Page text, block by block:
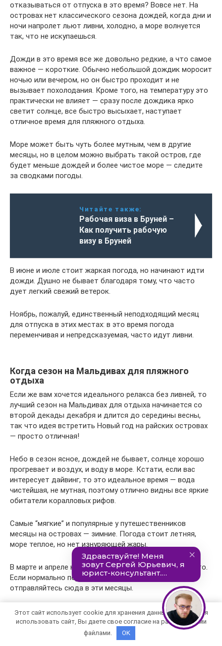
отказываться от отпуска в это время? Вовсе нет. На
островах нет классического сезона дождей, когда дни и
ночи напролет льют ливни, холодно, а море волнуется
так, что не искупаешься.
Дожди в это время все же довольно редкие, а что самое
важное — короткие. Обычно небольшой дождик моросит
ночью или вечером, но он быстро проходит и не
вызывает похолодания. Кроме того, на температуру это
практически не влияет — сразу после дождика ярко
светит солнце, все быстро высыхает, наступает
отличное время для пляжного отдыха.
Море может быть чуть более мутным, чем в другие
месяцы, но в целом можно выбрать такой остров, где
будет меньше дождей и более чистое море — следите
за сводками погоды.
Читайте также:
Рабочая виза в Бруней –
Как получить рабочую
визу в Бруней
В июне и июле стоит жаркая погода, но начинают идти
дожди. Душно не бывает благодаря тому, что часто
дует легкий свежий ветерок.
Ноябрь, пожалуй, единственный неподходящий месяц
для отпуска в этих местах: в это время погода
переменчивая и непредсказуемая, часто идут ливни.
Когда сезон на Мальдивах для пляжного
отдыха
Если же вам хочется идеального релакса без ливней, то
лучший сезон на Мальдивах для отдыха начинается со
второй декады декабря и длится до середины весны,
так что идея встретить Новый год на райских островах
— просто отличная!
Небо в сезон ясное, дождей не бывает, солнце хорошо
прогревает и воздух, и воду в море. Кстати, если вас
интересует дайвинг, то это идеальное время — вода
чистейшая, не мутная, поэтому отлично видны все яркие
обитатели коралловых рифов.
Самые “мягкие” и популярные у путешественников
месяцы на островах — зимние. Погода стоит летняя,
море теплое, но нет изнуряющей жары.
В марте и апреле на Мальдивах наступает знойное лето.
Если нормально переносите жаркую погоду,
отправляйтесь сюда в эти месяцы.
Один минус — туристический сезон на Мальдивах
значительно повышает цены на авиабилеты и путевки. А
кроме того, их сложно достать, поэтому подумайте про
раннее бронирование туров и билетов на самолет.
Этот сайт использует cookie для хранения данных. Продолжая
использовать сайт, Вы даете свое согласие на работу с этими
файлами.
OK